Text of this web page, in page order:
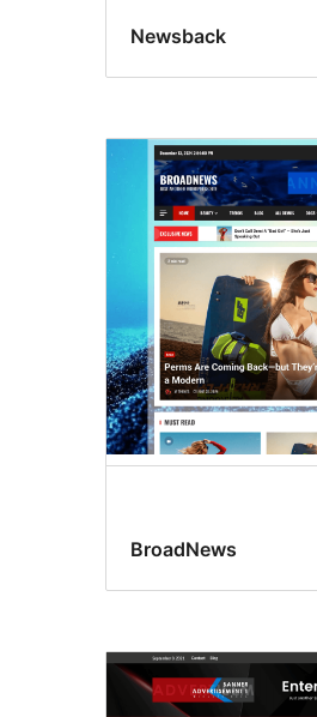
Newsback
BroadNews